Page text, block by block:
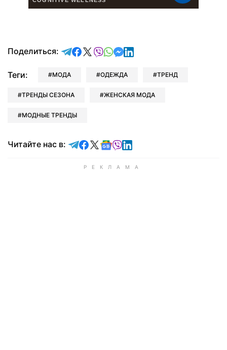
Поделиться: отправить в Telegram
поделиться в Facebook
поделиться в X
отправить в Viber
отправить в Whatsapp
отправить в Messenger
отправить в LinkedIn
Теги: МОДА ОДЕЖДА ТРЕНД
ТРЕНДЫ СЕЗОНА ЖЕНСКАЯ МОДА
МОДНЫЕ ТРЕНДЫ
Читайте нас в: Читайте в Telegram
Читайте в Facebook
Читайте в X
Читайте в Google news
Читайте в Viber
Читайте в LinkedIn